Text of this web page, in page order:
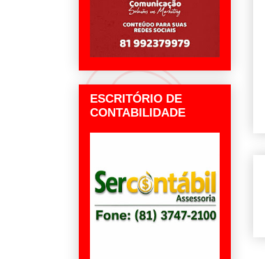
ESCRITÓRIO DE
CONTABILIDADE